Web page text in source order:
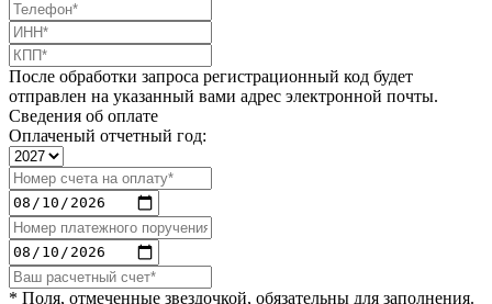
После обработки запроса регистрационный код будет
отправлен на указанный вами адрес электронной почты.
Сведения об оплате
Оплаченый отчетный год:
* Поля, отмеченные звездочкой, обязательны для заполнения.